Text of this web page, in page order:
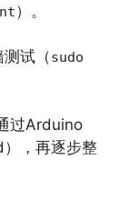
）。
试（sudo
过Arduino
，再逐步整